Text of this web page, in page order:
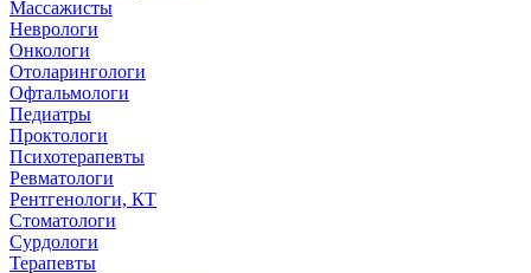
Массажисты
Неврологи
Онкологи
Отоларингологи
Офтальмологи
Педиатры
Проктологи
Психотерапевты
Ревматологи
Рентгенологи, КТ
Стоматологи
Сурдологи
Терапевты